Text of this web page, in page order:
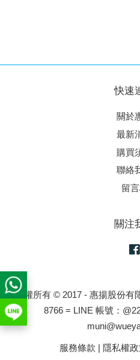
快速
關於
最新
購買
聯絡
留
關注
版權所有 © 2017 - 惠揚股份有
8766 = LINE 帳號：
服務條款 | 隱私權